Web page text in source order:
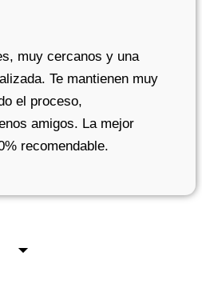
muy cercanos y una
Te mantienen muy
el proceso,
amigos. La mejor
recomendable.